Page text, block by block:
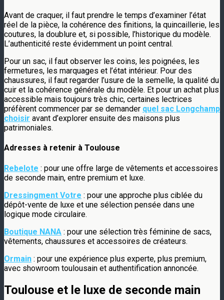
Avant de craquer, il faut prendre le temps d’examiner l’état
réel de la pièce, la cohérence des finitions, la quincaillerie, les
coutures, la doublure et, si possible, l’historique du modèle.
L’authenticité reste évidemment un point central.
Pour un sac, il faut observer les coins, les poignées, les
fermetures, les marquages et l’état intérieur. Pour des
chaussures, il faut regarder l’usure de la semelle, la qualité du
cuir et la cohérence générale du modèle. Et pour un achat plus
accessible mais toujours très chic, certaines lectrices
préfèrent commencer par se demander quel sac Longchamp
choisir avant d’explorer ensuite des maisons plus
patrimoniales.
Adresses à retenir à Toulouse
Rebelote : pour une offre large de vêtements et accessoires
de seconde main, entre premium et luxe.
Dressingment Votre : pour une approche plus ciblée du
dépôt-vente de luxe et une sélection pensée dans une
logique mode circulaire.
Boutique NANA : pour une sélection très féminine de sacs,
vêtements, chaussures et accessoires de créateurs.
Ormain : pour une expérience plus experte, plus premium,
avec showroom toulousain et authentification annoncée.
Toulouse et le luxe de seconde main